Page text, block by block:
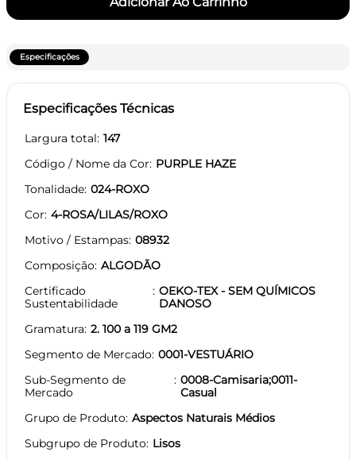
Especificações
Especificações Técnicas
Largura total 147
Código / Nome da Cor PURPLE HAZE
Tonalidade 024-ROXO
Cor 4-ROSA/LILAS/ROXO
Motivo / Estampas 08932
Composição ALGODÃO
Certificado
Sustentabilidade
OEKO-TEX - SEM QUÍMICOS
DANOSO
Gramatura 2. 100 a 119 GM2
Segmento de Mercado 0001-VESTUÁRIO
Sub-Segmento de
Mercado
0008-Camisaria;0011-
Casual
Grupo de Produto Aspectos Naturais Médios
Subgrupo de Produto Lisos